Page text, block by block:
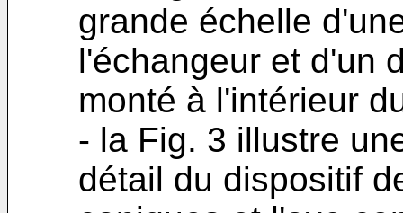
grande échelle
l'échangeur et d'un
monté à l'intérieur
- la Fig. 3 illustre
détail du dispositif